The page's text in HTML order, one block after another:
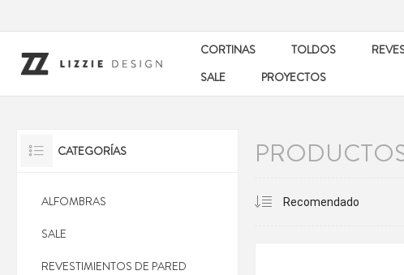
CORTINAS TOLDOS
SALE
PROYECTOS
CATEGORÍAS
ALFOMBRAS
SALE
REVESTIMIENTOS DE PARED